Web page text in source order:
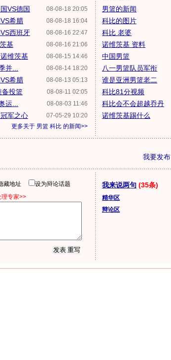
08-08-18 20:05
VS德国
08-08-18 16:04
希腊
08-08-16 22:47
西班牙
08-08-16 21:06
基
08-08-15 14:46
维茨基
08-08-14 18:20
并...
08-08-13 05:13
希腊
08-08-11 02:05
备投篮
08-08-03 11:46
运...
07-05-29 10:20
军之心
更多关于 男篮 科比 的新闻>>
男篮的新闻
科比的图片
科比 老婆
诺维茨基 资料
中国男篮
八一男篮队员军衔
谁是亚洲男篮老二
科比81分视频
科比会不会超越乔丹
诺维茨基踢什么
我要发布
藏地址
设为辩论话题
专家>>
我来说两句 (35条)
精华区
辩论区